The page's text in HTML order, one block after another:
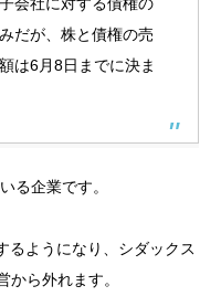
会社に対する債権の
だが、株と債権の売
は6月8日までに決ま
る企業です。
るようになり、シダックス
から外れます。